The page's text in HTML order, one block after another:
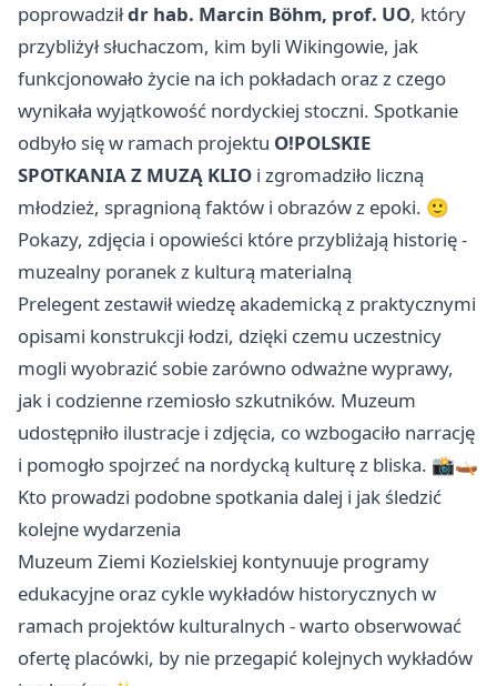
poprowadziłdr hab. Marcin Böhm, prof. UO, który
przybliżył słuchaczom, kim byli Wikingowie, jak
funkcjonowało życie na ich pokładach oraz z czego
wynikała wyjątkowość nordyckiej stoczni. Spotkanie
odbyło się w ramach projektu O!POLSKIE
SPOTKANIA Z MUZĄ KLIO i zgromadziło liczną
młodzież, spragnioną faktów i obrazów z epoki. 🙂
Pokazy, zdjęcia i opowieści które przybliżają historię -
muzealny poranek z kulturą materialną
Prelegent zestawił wiedzę akademicką z praktycznymi
opisami konstrukcji łodzi, dzięki czemu uczestnicy
mogli wyobrazić sobie zarówno odważne wyprawy,
jak i codzienne rzemiosło szkutników. Muzeum
udostępniło ilustracje i zdjęcia, co wzbogaciło narrację
i pomogło spojrzeć na nordycką kulturę z bliska. 📸🛶
Kto prowadzi podobne spotkania dalej i jak śledzić
kolejne wydarzenia
Muzeum Ziemi Kozielskiej kontynuuje programy
edukacyjne oraz cykle wykładów historycznych w
ramach projektów kulturalnych - warto obserwować
ofertę placówki, by nie przegapić kolejnych wykładów